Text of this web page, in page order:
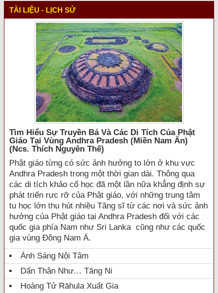
TÀI LIỆU - LỊCH SỬ
Tìm Hiểu Sự Truyền Bá Và Các Di Tích Của Phật
Giáo Tại Vùng Andhra Pradesh (miền Nam Ấn)
(ncs. Thích Nguyên Thế)
Phật giáo từng có sức ảnh hưởng to lớn ở khu vực
Andhra Pradesh trong một thời gian dài. Thông qua
các di tích khảo cổ học đã một lần nữa khẳng định sự
phát triển rực rỡ của Phật giáo, với những trung tâm
tu học lớn thu hút nhiều Tăng sĩ từ các nơi và sức ảnh
hưởng của Phật giáo tại Andhra Pradesh đối với các
quốc gia phía Nam như Sri Lanka cũng như các quốc
gia vùng Đông Nam Á.
Ánh Sáng Nội Tâm
Dấn Thân Như… Tăng Ni
Hoàng Tử Rāhula Xuất Gia